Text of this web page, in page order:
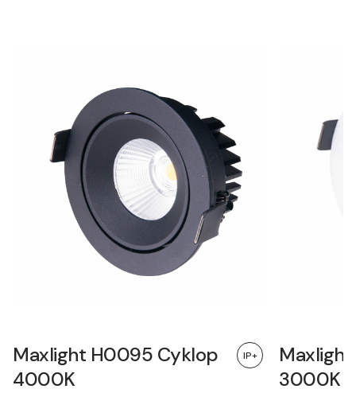
Maxlight H0095 Cyklop
4000K
IP+
3000K